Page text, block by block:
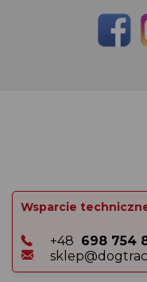
Wsparcie
+48 698 754